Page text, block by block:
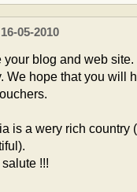
05-2010
your blog and web
We hope that you will
is a wery rich country
!!!